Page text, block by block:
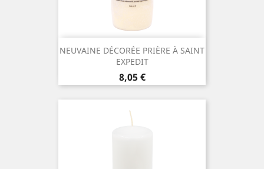
NEUVAINE DÉCORÉE PRIÈRE À SAINT
EXPEDIT
Prix
8,05 €